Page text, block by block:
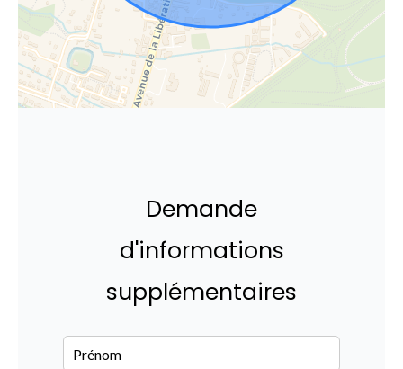
Demande
d'informations
supplémentaires